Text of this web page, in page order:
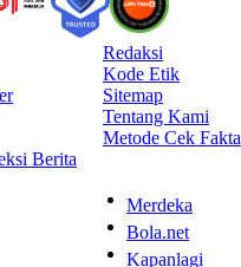
Redaksi
Kode Etik
Sitemap
Tentang Kami
Metode Cek Fakta
Berita
Merdeka
Bola.net
Kapanlagi